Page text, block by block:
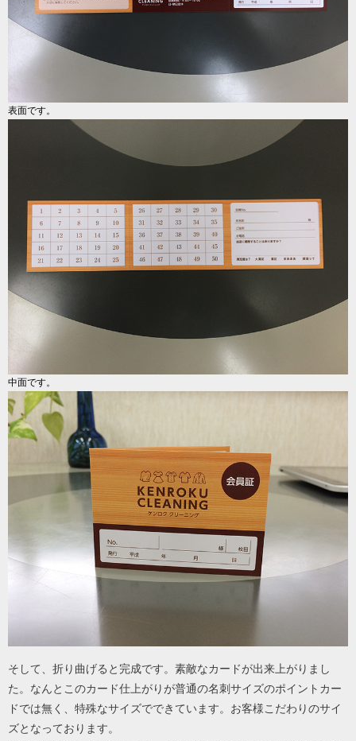
表面です。
中面です。
そして、折り曲げると完成です。素敵なカードが出来上がりまし
た。なんとこのカード仕上がりが普通の名刺サイズのポイントカー
ドでは無く、特殊なサイズでできています。お客様こだわりのサイ
ズとなっております。